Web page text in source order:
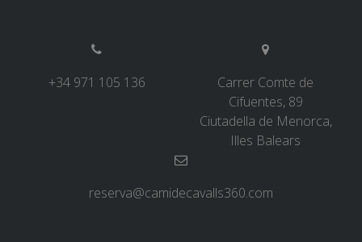
RÀNQUING
+34 971 105 136
Carrer Comte de
Cifuentes, 89
Ciutadella de Menorca,
Illes Balears
reserva@camidecavalls360.com